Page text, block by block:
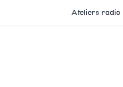
Ateliers radio